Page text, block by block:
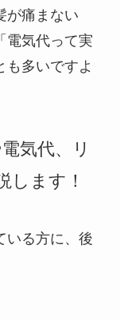
が痛まない
電気代って実
も多いですよ
気代、リ
します！
いる方に、後